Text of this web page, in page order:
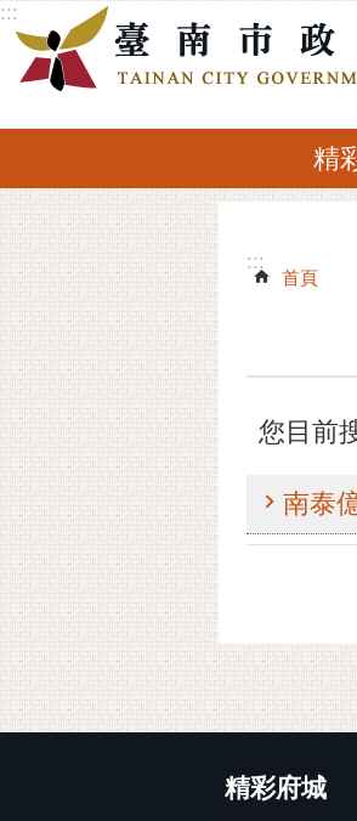
跳到主要內容區塊
:::
精
:::
:::
首頁
您目前
南泰
精彩府城